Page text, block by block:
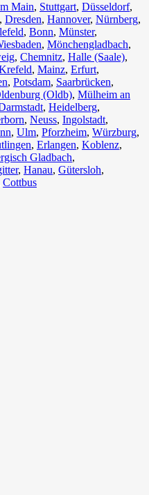
Main, Stuttgart, Düsseldorf,
, Dresden, Hannover, Nürnberg,
, Bonn⁠, Münster⁠,
, Mönchengladbach⁠,
, Chemnitz⁠, Halle (Saale)⁠,
, Mainz⁠, Erfurt,
, Potsdam, Saarbrücken⁠,
(Oldb), Mülheim an
, Heidelberg,
, Neuss, Ingolstadt,
, Ulm⁠, Pforzheim, Würzburg,
, Erlangen⁠, Koblenz,
Gladbach,
, Hanau, Gütersloh,
Cottbus⁠